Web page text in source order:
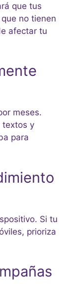
que tus
no tienen
afectar tu
meses.
textos y
para
Si tu
prioriza